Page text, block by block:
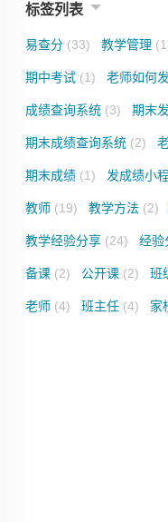
标签列表
易查分 (33) 教学管理
期中考试 (1) 老师如何
成绩查询系统 (3) 期末
期末成绩查询系统 (2)
期末成绩 (1) 发成绩小
教师 (19) 教学方法 (2)
教学经验分享 (24) 经验
备课 (2) 公开课 (2) 班
老师 (4) 班主任 (4) 家